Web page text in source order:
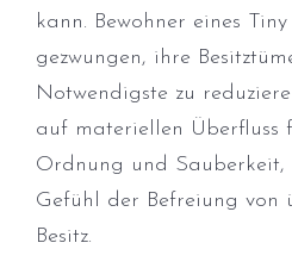
kann. Bewohner eines
gezwungen, ihre
Notwendigste zu
auf materiellen Überfluss
Ordnung und Sauberkeit,
Gefühl der Befreiung von
Besitz.